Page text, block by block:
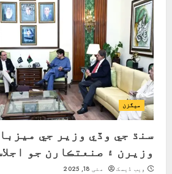
ميگزن
سنڌ جي وڏي وزير جي
وزيرن ۽ صنعتڪارن جو
ویب ڈیسک مئی 18, 2025